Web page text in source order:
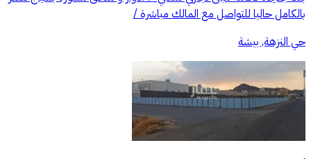
بالكامل حاليا للتواصل مع المالك مباشرة /
حي النزهة, بيشة